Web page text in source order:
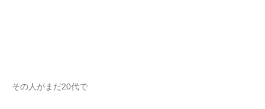
その人がまだ20代で